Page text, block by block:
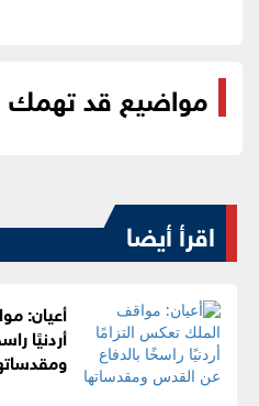
مواضيع قد تهمك
اقرأ أيضا
أعيان:
أردنيًا